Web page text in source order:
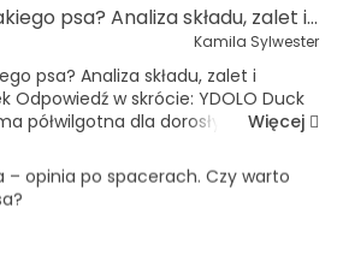
YDOLO Duck – dla jakiego psa? Analiza składu, zalet i półwilgotnych granulek
Kamila Sylwester
psa? Analiza składu, zalet i
Odpowiedź w skrócie: YDOLO Duck
półwilgotna dla dorosłych iWięcej